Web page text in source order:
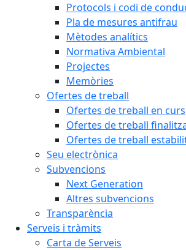
Protocols i codi de
Pla de mesures antifrau
Mètodes analítics
Normativa Ambiental
Projectes
Memòries
Ofertes de treball
Ofertes de treball en curs
Ofertes de treball
Ofertes de treball
Seu electrònica
Subvencions
Next Generation
Altres subvencions
Transparència
Serveis i tràmits
Carta de Serveis